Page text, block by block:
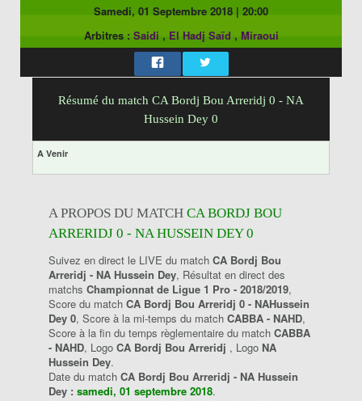
Samedi, 01 Septembre 2018 | 20:00
Arbitres : Saidi , El Hadj Saïd , Miraoui
Résumé du match CA Bordj Bou Arreridj 0 - NA
Hussein Dey 0
A Venir
A PROPOS DU MATCH CA BORDJ BOU
ARRERIDJ 0 - NA HUSSEIN DEY 0
Suivez en direct le LIVE du match CA Bordj Bou
Arreridj - NA Hussein Dey, Résultat en direct des
matchs Championnat de Ligue 1 Pro - 2018/2019,
Score du match CA Bordj Bou Arreridj 0 - NAHussein
Dey 0, Score à la mi-temps du match CABBA - NAHD,
Score à la fin du temps règlementaire du match CABBA
- NAHD, Logo CA Bordj Bou Arreridj , Logo NA
Hussein Dey.
Date du match CA Bordj Bou Arreridj - NA Hussein
Dey : samedi, 01 septembre 2018.